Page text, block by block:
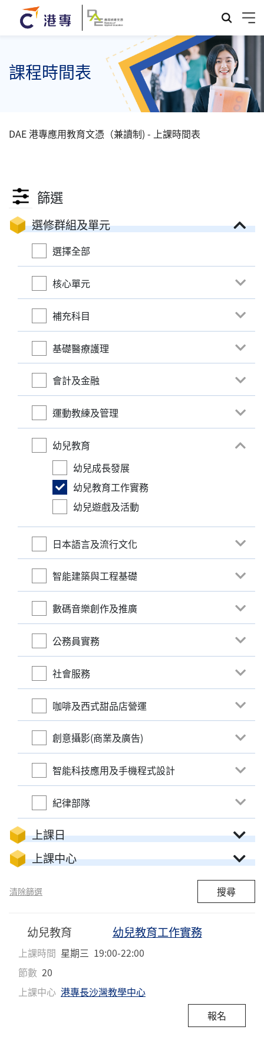
課程時間表
DAE 港專應用教育文憑（兼讀制) - 上課時間表
篩選
選修群組及單元
選擇全部
核心單元
補充科目
基礎醫療護理
會計及金融
運動教練及管理
幼兒教育
幼兒成長發展
幼兒教育工作實務
幼兒遊戲及活動
日本語言及流行文化
智能建築與工程基礎
數碼音樂創作及推廣
公務員實務
社會服務
咖啡及西式甜品店營運
創意攝影(商業及廣告)
智能科技應用及手機程式設計
紀律部隊
上課日
上課中心
清除篩選 搜尋
幼兒教育 幼兒教育工作實務
上課時間 星期三 19:00-22:00
節數 20
上課中心 港專長沙灣教學中心
報名